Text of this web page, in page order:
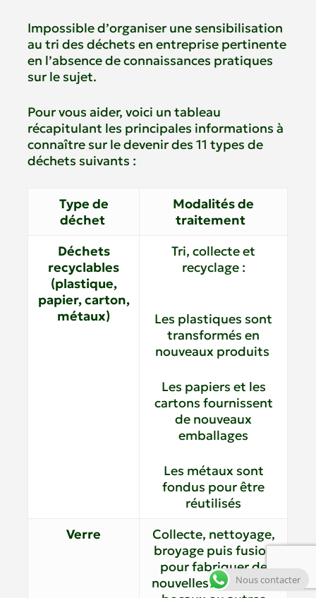
Impossible d’organiser une sensibilisation
au tri des déchets en entreprise pertinente
en l’absence de connaissances pratiques
sur le sujet.
Pour vous aider, voici un tableau
récapitulant les principales informations à
connaître sur le devenir des 11 types de
déchets suivants :
Type de
déchet
Modalités de
traitement
Déchets
recyclables
(plastique,
papier, carton,
métaux)
Tri, collecte et
recyclage :
Les plastiques sont
transformés en
nouveaux produits
Les papiers et les
cartons fournissent
de nouveaux
emballages
Les métaux sont
fondus pour être
réutilisés
Verre
Collecte, nettoyage,
broyage puis fusion
pour fabriquer de
nouvelles bouteilles,
Nous contacter